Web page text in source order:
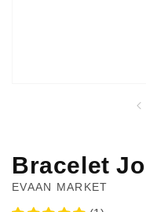
Bracelet
EVAAN MARKET